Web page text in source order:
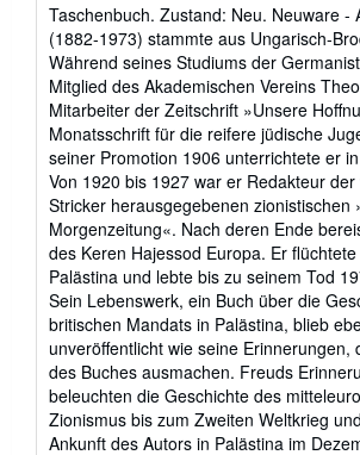
von
5
Sternen
Taschenbuch. Zustand: Neu. Neuware -
(1882-1973) stammte aus Ungarisch-
Während seines Studiums der
Mitglied des Akademischen Vereins
Mitarbeiter der Zeitschrift »Unsere
Monatsschrift für die reifere jüdische
seiner Promotion 1906 unterrichtete er
Von 1920 bis 1927 war er Redakteur
Stricker herausgegebenen zionistischen
Morgenzeitung«. Nach deren Ende
des Keren Hajessod Europa. Er
Palästina und lebte bis zu seinem Tod
Sein Lebenswerk, ein Buch über die
britischen Mandats in Palästina, blieb
unveröffentlicht wie seine Erinnerungen,
des Buches ausmachen. Freuds
beleuchten die Geschichte des
Zionismus bis zum Zweiten Weltkrieg
Ankunft des Autors in Palästina im